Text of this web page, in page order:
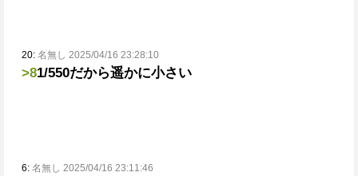
20: 名無し 2025/04/16 23:28:10
>81/550だから遥かに小さい
6: 名無し 2025/04/16 23:11:46